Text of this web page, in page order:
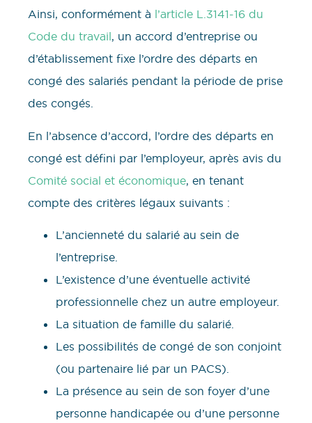
Ainsi, conformément à l’article L.3141-16 du
Code du travail, un accord d’entreprise ou
d’établissement fixe l’ordre des départs en
congé des salariés pendant la période de prise
des congés.
En l’absence d’accord, l’ordre des départs en
congé est défini par l’employeur, après avis du
Comité social et économique, en tenant
compte des critères légaux suivants :
L’ancienneté du salarié au sein de
l’entreprise.
L’existence d’une éventuelle activité
professionnelle chez un autre employeur.
La situation de famille du salarié.
Les possibilités de congé de son conjoint
(ou partenaire lié par un PACS).
La présence au sein de son foyer d’une
personne handicapée ou d’une personne